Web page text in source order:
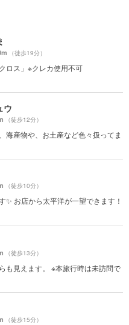
（徒歩19分）
ロス」※クレカ使用不可
ウ
（徒歩12分）
海産物や、お土産など色々扱ってま
（徒歩10分）
✨ お店から太平洋が一望できます！
（徒歩13分）
も見えます。 ※本旅行時は未訪問で
（徒歩15分）